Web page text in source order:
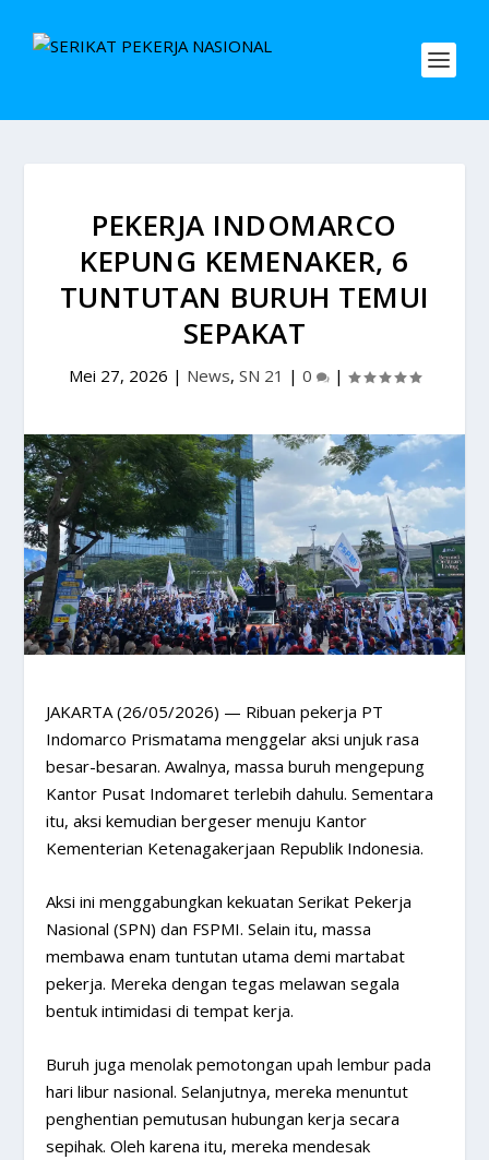
PEKERJA INDOMARCO
KEPUNG KEMENAKER, 6
TUNTUTAN BURUH TEMUI
SEPAKAT
Mei 27, 2026 | News, SN 21 | 0 |
JAKARTA (26/05/2026) — Ribuan pekerja PT
Indomarco Prismatama menggelar aksi unjuk rasa
besar-besaran. Awalnya, massa buruh mengepung
Kantor Pusat Indomaret terlebih dahulu. Sementara
itu, aksi kemudian bergeser menuju Kantor
Kementerian Ketenagakerjaan Republik Indonesia.
Aksi ini menggabungkan kekuatan Serikat Pekerja
Nasional (SPN) dan FSPMI. Selain itu, massa
membawa enam tuntutan utama demi martabat
pekerja. Mereka dengan tegas melawan segala
bentuk intimidasi di tempat kerja.
Buruh juga menolak pemotongan upah lembur pada
hari libur nasional. Selanjutnya, mereka menuntut
penghentian pemutusan hubungan kerja secara
sepihak. Oleh karena itu, mereka mendesak